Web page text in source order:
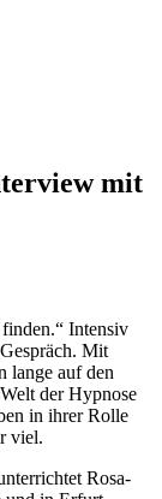
mit
Intensiv
Mit
lange auf den
der Hypnose
in ihrer Rolle
viel.
Rosa-